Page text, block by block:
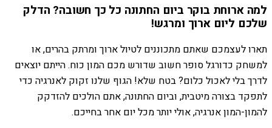
למה ארוחת בוקר ביום החתונה כל כך חשובה? הדלק
שלכם ליום ארוך ומרגש!
תארו לעצמכם שאתם מתכוננים לטיול ארוך ומרתק בהרים, או
למשחק כדורגל סופר חשוב שדורש מכם המון כוח. הייתם יוצאים
לדרך בלי לאכול כלום? בטח שלא! הגוף שלנו זקוק לאנרגיה כדי
לתפקד בצורה מיטבית, וביום החתונה, אתם הולכים להזדקק
להמון-המון אנרגיה, אולי יותר מכל יום אחר בחייכם.